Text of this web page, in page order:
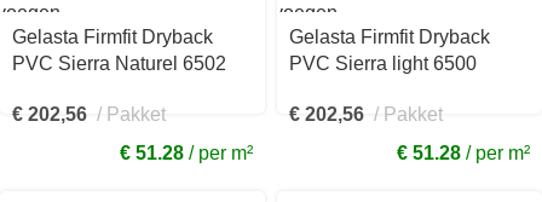
Gelasta Firmfit Dryback
PVC Sierra Naturel 6502
€ 202,56
Pakket
€ 51.28
per m²
Toevoegen
winkelwagen
Gelasta Firmfit Dryback
PVC Sierra light 6500
€ 202,56
Pakket
€ 51.28
per m²